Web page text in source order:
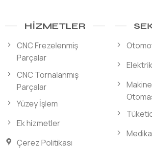
HIZMETLER
CNC Frezelenmiş
Parçalar
CNC Tornalanmış
Parçalar
Yüzey İşlem
Ek hizmetler
Çerez Politikası